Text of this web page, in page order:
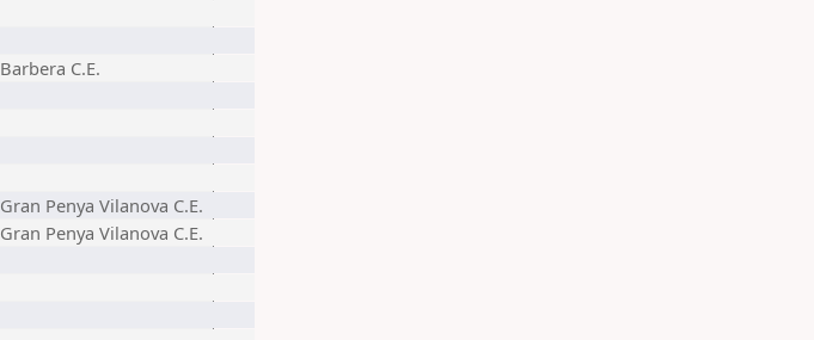
Barbera C.E.
Gran Penya Vilanova C.E.
Gran Penya Vilanova C.E.